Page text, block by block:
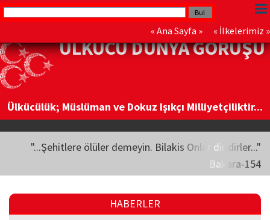
« Ana Sayfa » « İlkelerimiz »
ÜLKÜCÜ DÜNYA GÖRÜŞÜ
Ülkücülük; Müslüman ve Dokuz Işıkçı Milliyetçiliktir...
"...Şehitlere ölüler demeyin. Bilakis Onlar diridirler..."
Bakara-154
HABERLER